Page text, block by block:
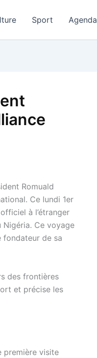
Sport Agenda
Romuald
Ce lundi 1er
à l’étranger
Nigéria. Ce voyage
fondateur de sa
des frontières
et précise les
première visite